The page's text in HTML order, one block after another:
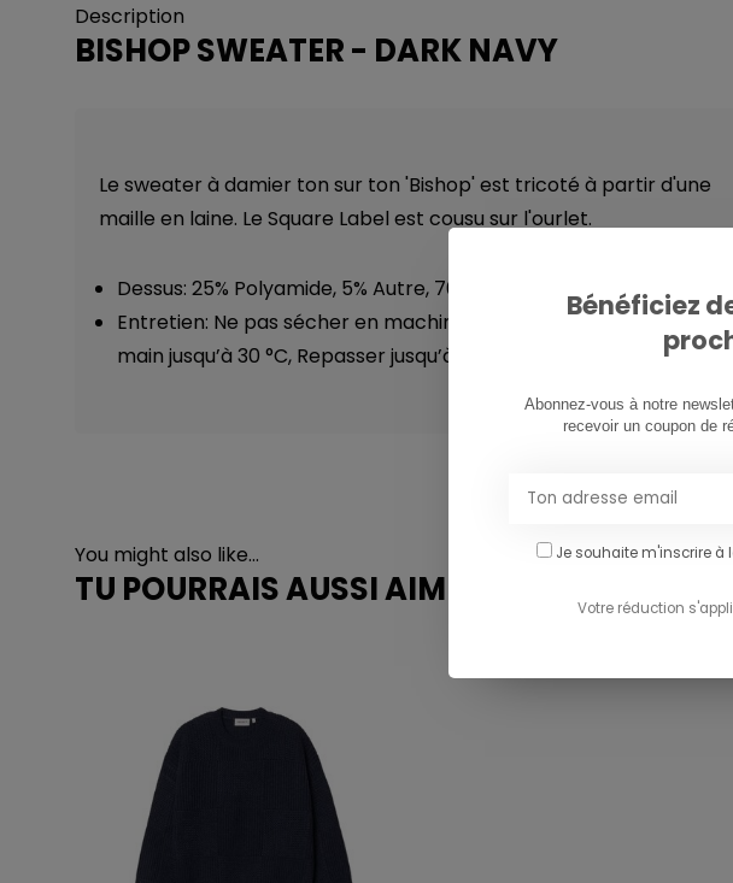
Description
BISHOP SWEATER - DARK NAVY
Le sweater à damier ton sur ton 'Bishop' est tricoté à partir d'une
maille en laine. Le Square Label est cousu sur l'ourlet.
Dessus: 25% Polyamide, 5% Autre, 70% Laine
Entretien: Ne pas sécher en machine, Sécher à plat, Lavage à la
main jusqu’à 30 °C, Repasser jusqu’à 110 °C
You might also like...
TU POURRAIS AUSSI AIMER...
Bénéficiez
Abonnez-vous à notre
recevoir un coupon de
Je souhaite m'inscrire à
Votre réduction